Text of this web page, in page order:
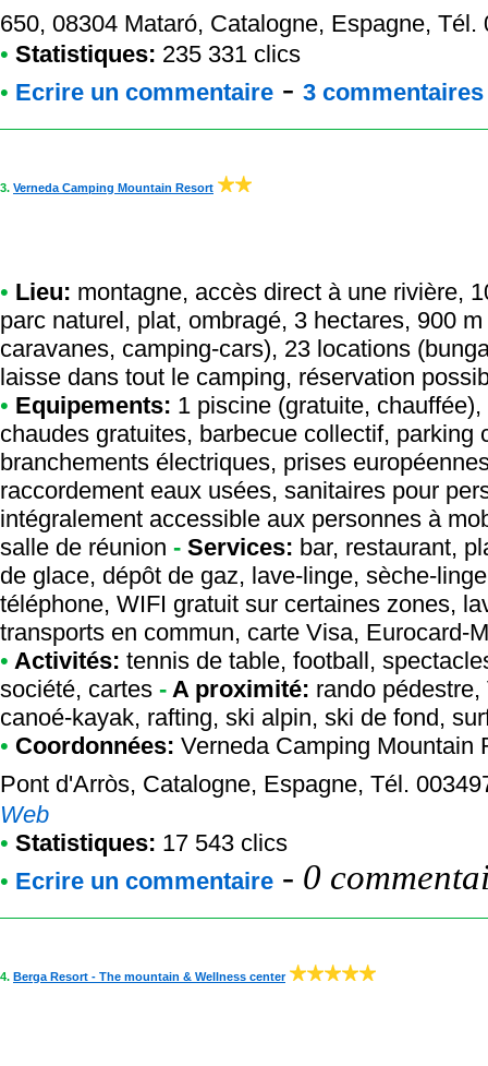
650, 08304 Mataró, Catalogne, Espagne, Tél.
• Statistiques: 235 331 clics
• Ecrire un commentaire - 3
3. Verneda Camping Mountain Resort
• Lieu: montagne, accès direct à une rivière,
parc naturel, plat, ombragé, 3 hectares, 900
caravanes, camping-cars), 23 locations
laisse dans tout le camping, réservation
• Equipements: 1 piscine (gratuite,
chaudes gratuites, barbecue collectif,
branchements électriques, prises
raccordement eaux usées, sanitaires pour
intégralement accessible aux personnes à
salle de réunion - Services: bar, restaurant,
de glace, dépôt de gaz, lave-linge, sèche-
téléphone, WIFI gratuit sur certaines zones,
transports en commun, carte Visa, Eurocard-
• Activités: tennis de table, football,
société, cartes - A proximité: rando
canoé-kayak, rafting, ski alpin, ski de fond,
• Coordonnées: Verneda Camping Mountain
Pont d'Arròs, Catalogne, Espagne, Tél.
Web
• Statistiques: 17 543 clics
• Ecrire un commentaire - 0
4. Berga Resort - The mountain & Wellness center